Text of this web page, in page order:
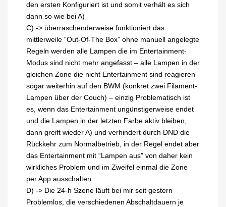
den ersten Konfiguriert ist und somit verhält es sich
dann so wie bei A)
C) -> überraschenderweise funktioniert das
mittlerweile “Out-Of-The Box” ohne manuell angelegte
Regeln werden alle Lampen die im Entertainment-
Modus sind nicht mehr angefasst – alle Lampen in der
gleichen Zone die nicht Entertainment sind reagieren
sogar weiterhin auf den BWM (konkret zwei Filament-
Lampen über der Couch) – einzig Problematisch ist
es, wenn das Entertainment ungünstigerweise endet
und die Lampen in der letzten Farbe aktiv bleiben,
dann greift wieder A) und verhindert durch DND die
Rückkehr zum Normalbetrieb, in der Regel endet aber
das Entertainment mit “Lampen aus” von daher kein
wirkliches Problem und im Zweifel einmal die Zone
per App ausschalten
D) -> Die 24-h Szene läuft bei mir seit gestern
Problemlos, die verschiedenen Abschaltdauern je